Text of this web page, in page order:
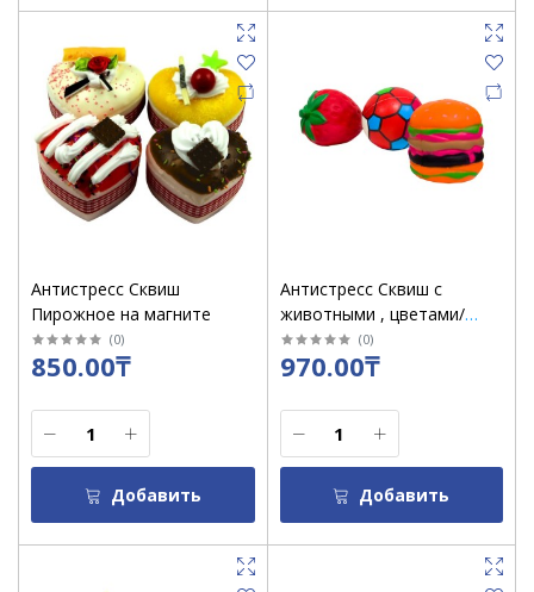
Антистресс Сквиш
Пирожное на магните
(0)
850.00₸
Добавить
Антистресс Сквиш с
животными , цветами/
смайл 1*12 (большие)
(0)
970.00₸
Добавить